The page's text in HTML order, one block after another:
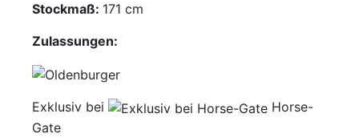
Partner
Account
Stockmaß: 171 cm
Zulassungen:
Exklusiv bei
Horse-
Gate